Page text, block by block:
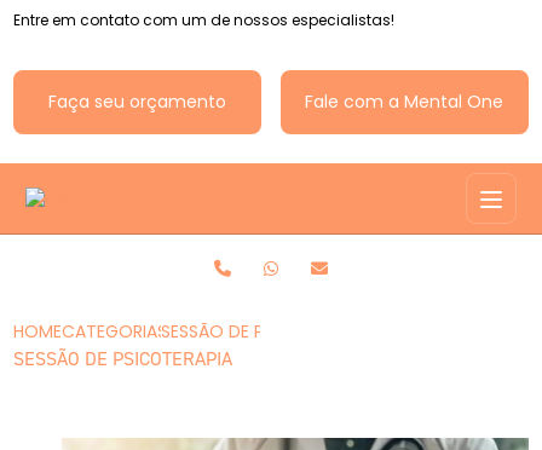
Entre em contato com um de nossos especialistas!
Faça seu orçamento Fale com a Mental One
HOMECATEGORIASSESSÃO DE PSICOTERAPIA
SESSÃO DE PSICOTERAPIA